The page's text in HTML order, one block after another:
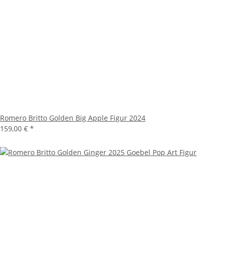
Romero Britto Golden Big Apple Figur 2024
159,00 € *